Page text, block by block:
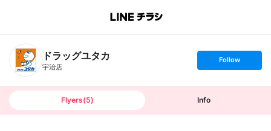
B
n
T
ドラッグユタカ
宇治店
s
t
o
Follow
Flyers(5) Info